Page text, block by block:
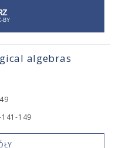
algebras
149